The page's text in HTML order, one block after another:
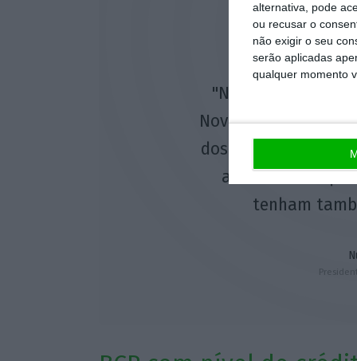
alternativa, pode
ou recusar o
não exigir o seu
serão aplicadas
qualquer momento
"Não tenho
Novo Banco, mas
dos outros bancos
as entidades
tenham